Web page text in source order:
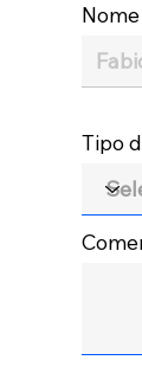
Nome
Tipo